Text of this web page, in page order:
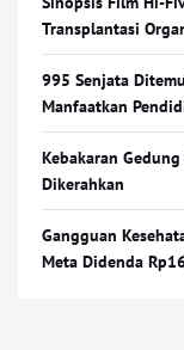
Transplantasi
995 Senjata
Manfaatkan
Kebakaran
Dikerahkan
Gangguan
Meta Didenda